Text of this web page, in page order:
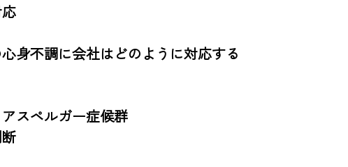
応
身不調に会社はどのように対応する
スペルガー症候群